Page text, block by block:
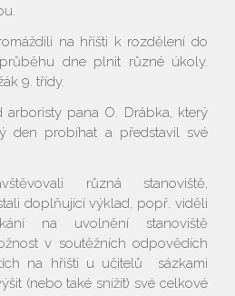
na hřišti k rozdělení do
dne plnit různé úkoly.
9. třídy.
arboristy pana O. Drábka, který
den probíhat a představil své
různá stanoviště,
doplňující výklad, popř. viděli
na uvolnění stanoviště
v soutěžních odpovědích
na hřišti u učitelů sázkami
(nebo také snížit) své celkové